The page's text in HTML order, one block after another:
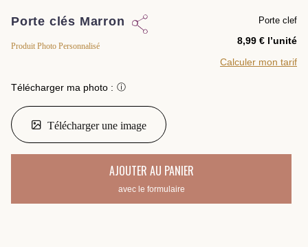
Porte clés Marron
Produit Photo Personnalisé
Porte clef
8,99 € l’unité
Calculer mon tarif
Télécharger ma photo : ⓘ
Télécharger une image
AJOUTER AU PANIER
avec le formulaire